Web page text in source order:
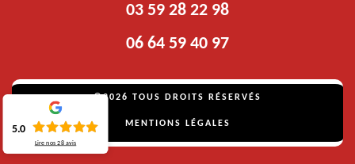
03 59 28 22 98
06 64 59 40 97
©2026 TOUS DROITS RÉSERVÉS
MENTIONS LÉGALES
5.0
Lire nos28 avis